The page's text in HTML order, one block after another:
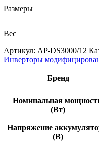
Размеры
Bec
Артикул: AP-DS3000/12
Инверторы
Бренд
Номинальная
(Вт)
Напряжение
(В)